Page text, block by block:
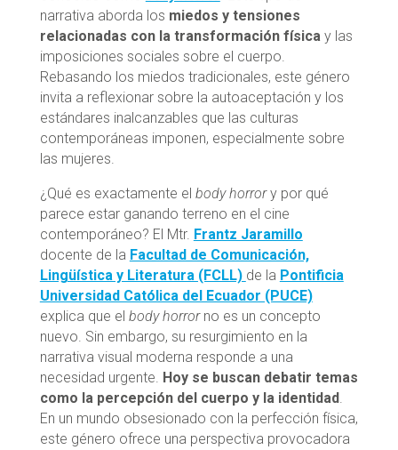
narrativa aborda los miedos y tensiones
relacionadas con la transformación físicay las
imposiciones sociales sobre el cuerpo.
Rebasando los miedos tradicionales, este género
invita a reflexionar sobre la autoaceptación y los
estándares inalcanzables que las culturas
contemporáneas imponen, especialmente sobre
las mujeres.
¿Qué es exactamente el body horrory por qué
parece estar ganando terreno en el cine
contemporáneo? El Mtr. Frantz Jaramillo
docente de la Facultad de Comunicación,
Lingüística y Literatura (FCLL) de la Pontificia
Universidad Católica del Ecuador (PUCE)
explica que el body horrorno es un concepto
nuevo. Sin embargo, su resurgimiento en la
narrativa visual moderna responde a una
necesidad urgente. Hoy se buscan debatir temas
como la percepción del cuerpo y la identidad.
En un mundo obsesionado con la perfección física,
este género ofrece una perspectiva provocadora